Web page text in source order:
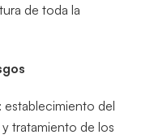
de toda la
establecimiento del
tratamiento de los